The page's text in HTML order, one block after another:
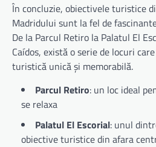
În concluzie, obiectivele turistice
Madridului sunt la fel de
De la Parcul Retiro la Palatul El
Caídos, există o serie de locuri
turistică unică și memorabilă.
Parcul Retiro: un loc ideal
se relaxa
Palatul El Escorial: unul
obiective turistice din afara